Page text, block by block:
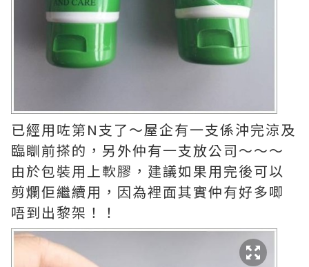
已經用咗第N支了～屋企有一支係沖完涼及
臨瞓前搽的，另外仲有一支放公司～～～
由於包裝用上軟膠，建議如果用完後可以
剪爛佢繼續用，因為裡面其實仲有好多唧
唔到出黎架！！